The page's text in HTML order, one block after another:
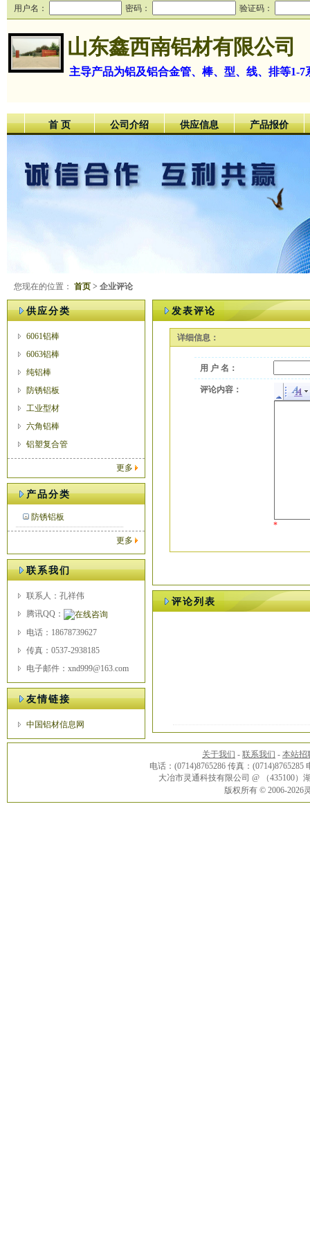
用户名： 密码： 验证码：
山东鑫西南铝材有限公司
主导产品为铝及铝合金管、棒、型、线、排等1-7
首 页 公司介绍 供应信息 产品报价
您现在的位置： 首页 > 企业评论
供应分类
6061铝棒
6063铝棒
纯铝棒
防锈铝板
工业型材
六角铝棒
铝塑复合管
更多
产品分类
防锈铝板
更多
联系我们
联系人：孔祥伟
腾讯QQ：
电话：18678739627
传真：0537-2938185
电子邮件：xnd999@163.com
友情链接
中国铝材信息网
发表评论
详细信息：
用 户 名：
评论内容：
*
评论列表
关于我们 - 联系我们 - 本站招
电话：(0714)8765286 传真：(0714)8765285
大冶市灵通科技有限公司 @ （435100
版权所有 © 2006-2026